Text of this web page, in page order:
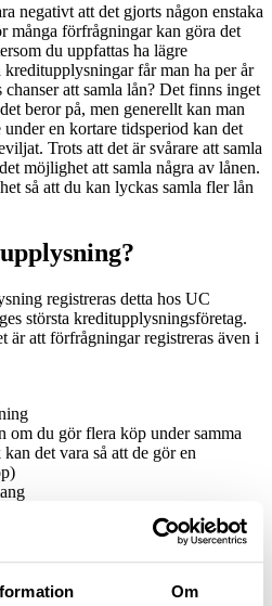
Om
negativt att det gjorts någon enstaka
många förfrågningar kan göra det
du uppfattas ha lägre
får man ha per år
att samla lån? Det finns inget
beror på, men generellt kan man
en kortare tidsperiod kan det
Trots att det är svårare att samla
möjlighet att samla några av lånen.
så att du kan lyckas samla fler lån
registreras detta hos UC
största kreditupplysningsföretag.
är att förfrågningar registreras även i
om du gör flera köp under samma
det vara så att de gör en
hos UC sparas i din historik under
ledde till ett samlingslån